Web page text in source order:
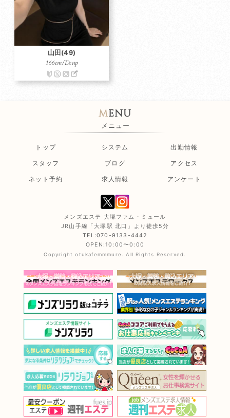
山田(49)
166cm/Dcup
menu
メニュー
トップ システム 出勤情報
スタッフ ブログ アクセス
ネット予約 求人情報 アンケート
メンズエステ 大塚ファム・ミュール
JR山手線「大塚駅 北口」より徒歩5分
TEL:070-9133-4442
OPEN:10:00〜0:00
Copyright otukafemmmure. All Rights Reserved.